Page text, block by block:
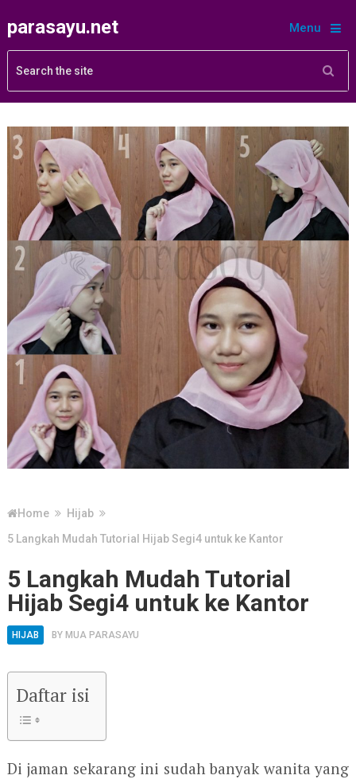
parasayu.net Menu
Home
Hijab
5 Langkah Mudah Tutorial Hijab Segi4 untuk ke Kantor
5 Langkah Mudah Tutorial
Hijab Segi4 untuk ke Kantor
HIJAB BY MUA PARASAYU
Daftar isi
Di jaman sekarang ini sudah banyak wanita yang